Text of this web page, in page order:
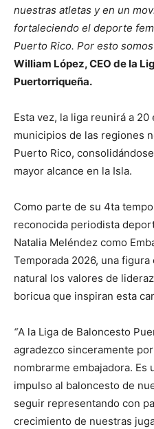
nuestras atletas y en un
fortaleciendo el deporte
Puerto Rico. Por esto
William López, CEO de la
Puertorriqueña.
Esta vez, la liga reunirá a
municipios de las regiones
Puerto Rico,
mayor alcance en la Isla.
Como parte de su 4ta
reconocida periodista
Natalia Meléndez como
Temporada 2026, una
natural los valores de
boricua que inspiran esta
“A la Liga de Baloncesto
agradezco sinceramente
nombrarme embajadora.
impulso al baloncesto de
seguir representando con
crecimiento de nuestras